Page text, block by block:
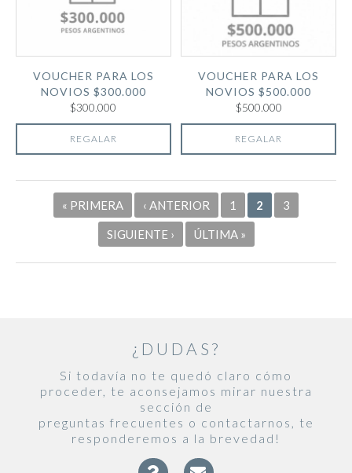
VOUCHER PARA LOS
NOVIOS $300.000
$300.000
REGALAR
VOUCHER PARA LOS
NOVIOS $500.000
$500.000
REGALAR
Páginas
« PRIMERA ‹ ANTERIOR 1 2 3
SIGUIENTE › ÚLTIMA »
¿DUDAS?
Si todavía no te quedó claro cómo
proceder, te aconsejamos mirar nuestra
sección de
preguntas frecuentes o contactarnos, te
responderemos a la brevedad!